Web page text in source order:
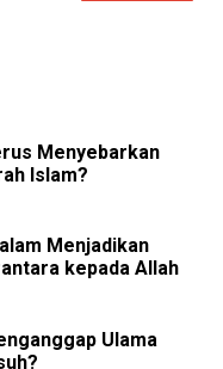
Menyebarkan
Islam?
Menjadikan
kepada Allah
Ulama